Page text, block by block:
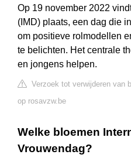
Op 19 november 2022
(IMD) plaats, een dag die
om positieve rolmodellen
te belichten. Het centrale
en jongens helpen.
Verzoek tot verwijderen van
op rosavzw.be
Welke bloemen
Vrouwendag?